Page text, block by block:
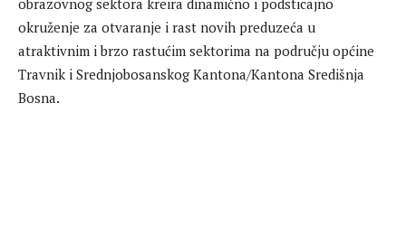
obrazovnog sektora kreira dinamično i podsticajno
okruženje za otvaranje i rast novih preduzeća u
atraktivnim i brzo rastućim sektorima na području općine
Travnik i Srednjobosanskog Kantona/Kantona Središnja
Bosna.